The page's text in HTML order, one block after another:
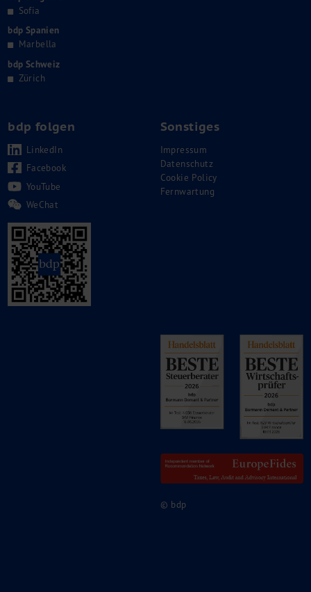
Sofia
bdp Spanien
Marbella
bdp Schweiz
Zürich
bdp folgen
LinkedIn
Facebook
YouTube
WeChat
Sonstiges
Impressum
Datenschutz
Cookie Policy
Fernwartung
© bdp